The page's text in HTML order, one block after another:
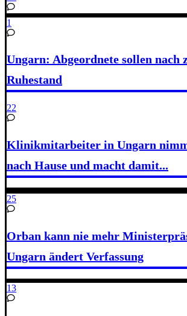
1
Ungarn: Abgeordnete sollen nach
Ruhestand
22
Klinikmitarbeiter in Ungarn
nach Hause und macht damit...
25
Orban kann nie mehr
Ungarn ändert Verfassung
13